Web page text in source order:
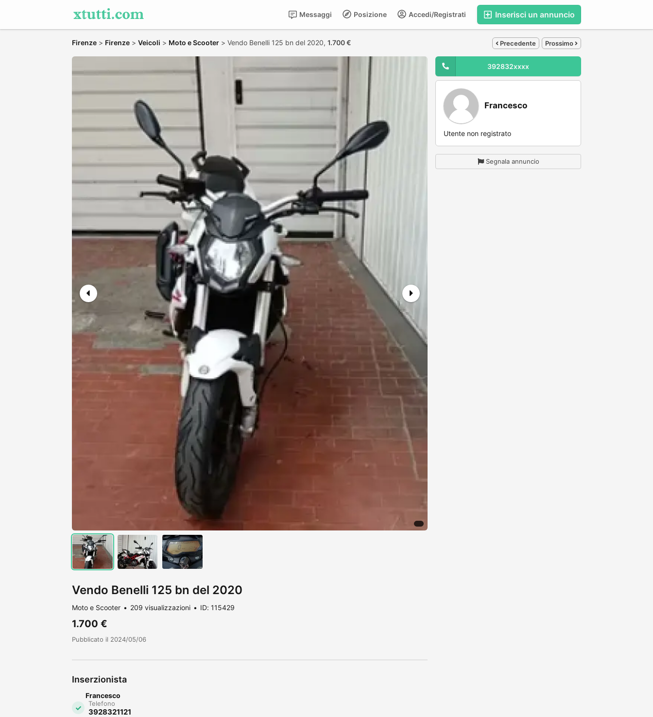
Inserisci un annuncio
Accedi/Registrati
Posizione
Messaggi
Firenze > Firenze > Veicoli > Moto e Scooter > Vendo Benelli 125 bn del 2020, 1.700 € Precedente Prossimo
Vendo Benelli 125 bn del 2020
Moto e Scooter 209 visualizzazioni ID: 115429
1.700 €
Pubblicato il 2024/05/06
Inserzionista
Francesco
Telefono
3928321121
392832xxxx
Francesco
Utente non registrato
Segnala annuncio